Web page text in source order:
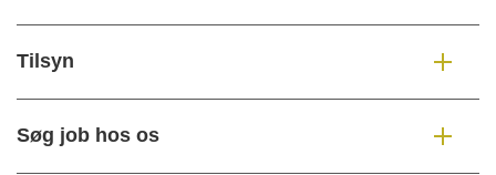
Tilsyn
Søg job hos os